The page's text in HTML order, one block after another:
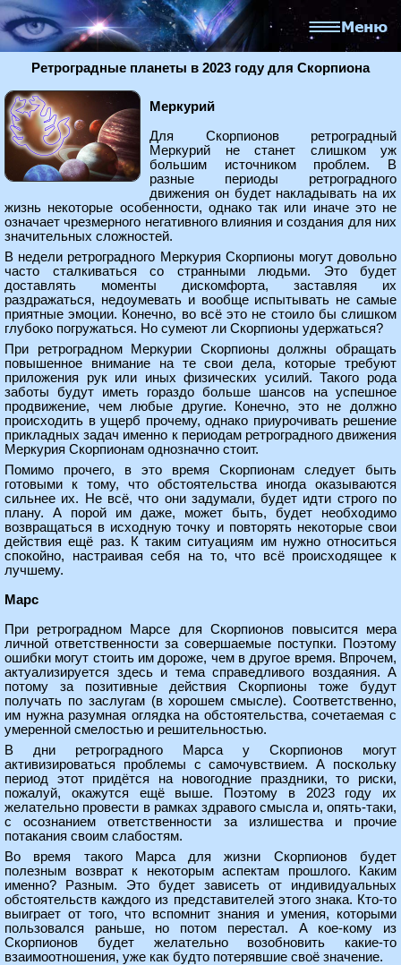
Ретроградные планеты в 2023 году для Скорпиона
Меркурий
Для Скорпионов ретроградный
Меркурий не станет слишком уж
большим источником проблем. В
разные периоды ретроградного
движения он будет накладывать на их
жизнь некоторые особенности, однако так или иначе это не
означает чрезмерного негативного влияния и создания для них
значительных сложностей.
В недели ретроградного Меркурия Скорпионы могут довольно
часто сталкиваться со странными людьми. Это будет
доставлять моменты дискомфорта, заставляя их
раздражаться, недоумевать и вообще испытывать не самые
приятные эмоции. Конечно, во всё это не стоило бы слишком
глубоко погружаться. Но сумеют ли Скорпионы удержаться?
При ретроградном Меркурии Скорпионы должны обращать
повышенное внимание на те свои дела, которые требуют
приложения рук или иных физических усилий. Такого рода
заботы будут иметь гораздо больше шансов на успешное
продвижение, чем любые другие. Конечно, это не должно
происходить в ущерб прочему, однако приурочивать решение
прикладных задач именно к периодам ретроградного движения
Меркурия Скорпионам однозначно стоит.
Помимо прочего, в это время Скорпионам следует быть
готовыми к тому, что обстоятельства иногда оказываются
сильнее их. Не всё, что они задумали, будет идти строго по
плану. А порой им даже, может быть, будет необходимо
возвращаться в исходную точку и повторять некоторые свои
действия ещё раз. К таким ситуациям им нужно относиться
спокойно, настраивая себя на то, что всё происходящее к
лучшему.
Марс
При ретроградном Марсе для Скорпионов повысится мера
личной ответственности за совершаемые поступки. Поэтому
ошибки могут стоить им дороже, чем в другое время. Впрочем,
актуализируется здесь и тема справедливого воздаяния. А
потому за позитивные действия Скорпионы тоже будут
получать по заслугам (в хорошем смысле). Соответственно,
им нужна разумная оглядка на обстоятельства, сочетаемая с
умеренной смелостью и решительностью.
В дни ретроградного Марса у Скорпионов могут
активизироваться проблемы с самочувствием. А поскольку
период этот придётся на новогодние праздники, то риски,
пожалуй, окажутся ещё выше. Поэтому в 2023 году их
желательно провести в рамках здравого смысла и, опять-таки,
с осознанием ответственности за излишества и прочие
потакания своим слабостям.
Во время такого Марса для жизни Скорпионов будет
полезным возврат к некоторым аспектам прошлого. Каким
именно? Разным. Это будет зависеть от индивидуальных
обстоятельств каждого из представителей этого знака. Кто-то
выиграет от того, что вспомнит знания и умения, которыми
пользовался раньше, но потом перестал. А кое-кому из
Скорпионов будет желательно возобновить какие-то
взаимоотношения, уже как будто потерявшие своё значение.